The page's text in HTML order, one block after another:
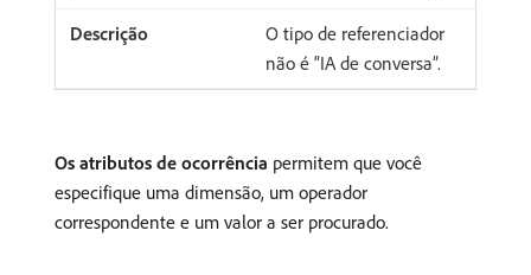
O tipo de referenciador
não é “IA de conversa”.
Os atributos de ocorrência permitem que você
especifique uma dimensão, um operador
correspondente e um valor a ser procurado.